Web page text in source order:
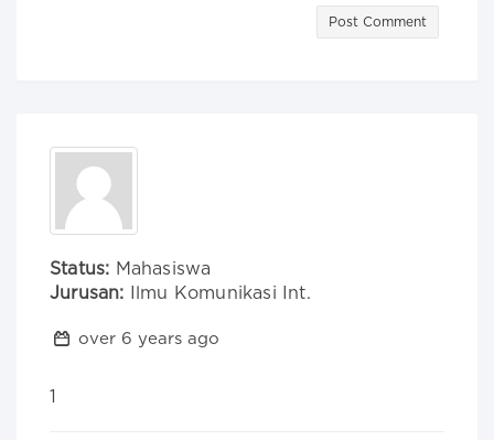
Post Comment
Status: Mahasiswa
Jurusan: Ilmu Komunikasi Int.
over 6 years ago
1